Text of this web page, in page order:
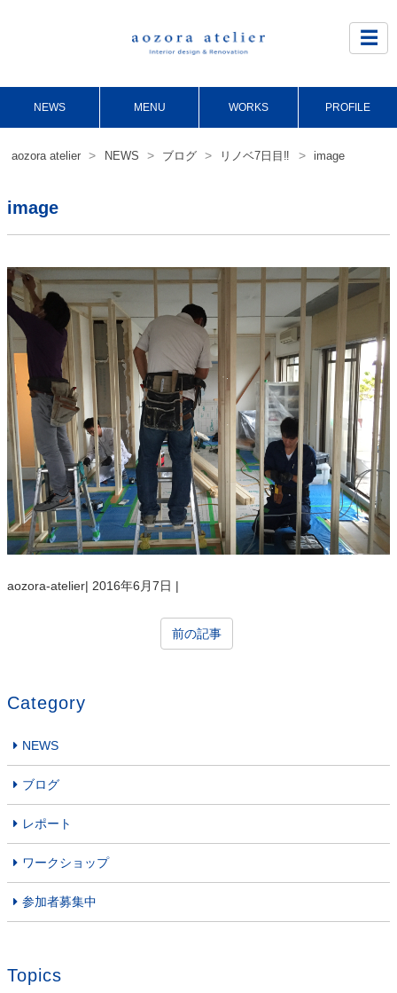
☰
NEWS MENU WORKS PROFILE
aozora atelier > NEWS > ブログ > リノベ7日目‼️ > image
image
aozora-atelier| 2016年6月7日 |
前の記事
Category
NEWS
ブログ
レポート
ワークショップ
参加者募集中
Topics